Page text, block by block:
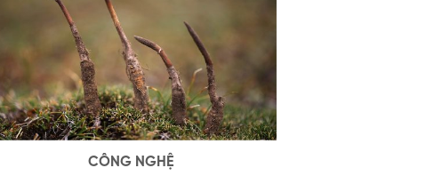
CÔNG NGHỆ